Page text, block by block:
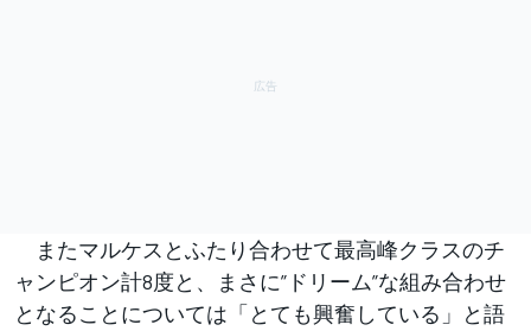
またマルケスとふたり合わせて最高峰クラスのチ
ャンピオン計8度と、まさに”ドリーム”な組み合わせ
となることについては「とても興奮している」と語